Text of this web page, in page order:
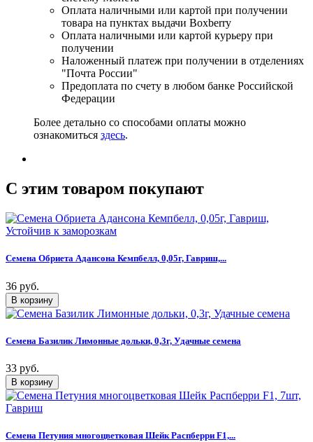
Оплата наличными или картой при получении
товара на пунктах выдачи Boxberry
Оплата наличными или картой курьеру при
получении
Наложенный платеж при получении в отделениях
"Почта России"
Предоплата по счету в любом банке Российской
Федерации
Более детально со способами оплаты можно
ознакомиться здесь.
C этим товаром покупают
Семена Обриета Адансона Кемпбелл, 0,05г, Гавриш,...
36 руб.
Семена Базилик Лимонные дольки, 0,3г, Удачные семена
33 руб.
Семена Петуния многоцветковая Шейк Распберри F1,...